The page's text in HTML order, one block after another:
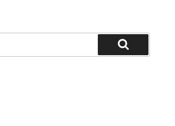
Поиск